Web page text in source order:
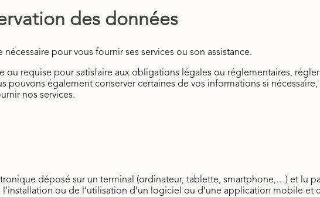
des données
pour vous fournir ses services ou son assistance.
ou requise pour satisfaire aux obligations légales ou réglementaires,
également conserver certaines de vos informations si
nos services.
déposé sur un terminal (ordinateur, tablette, smartphone,…) et lu
ou de l’utilisation d’un logiciel ou d’une application mobile et